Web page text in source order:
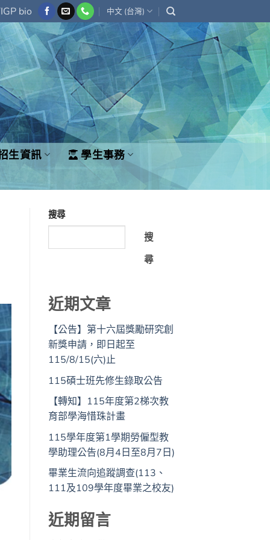
bio 中文 (台灣)
生資訊
學生事務
搜尋
搜
尋
近期文章
【公告】第十六屆獎勵研究創
新獎申請，即日起至
115/8/15(六)止
115碩士班先修生錄取公告
【轉知】115年度第2梯次教
育部學海惜珠計畫
115學年度第1學期勞僱型教
學助理公告(8月4日至8月7日)
畢業生流向追蹤調查(113、
111及109學年度畢業之校友)
近期留言